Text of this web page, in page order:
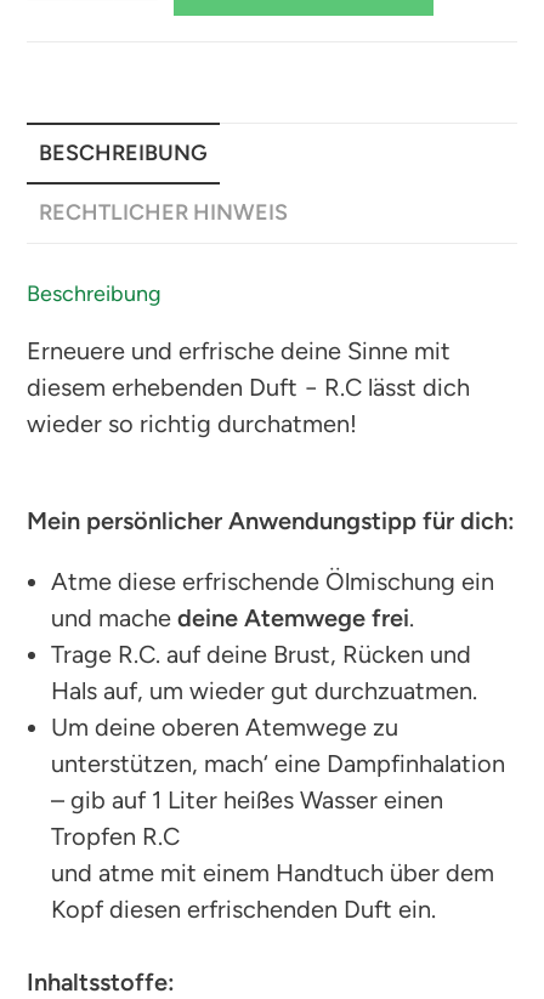
BESCHREIBUNG
RECHTLICHER HINWEIS
Beschreibung
Erneuere und erfrische deine Sinne mit
diesem erhebenden Duft − R.C lässt dich
wieder so richtig durchatmen!
Mein persönlicher Anwendungstipp für dich:
Atme diese erfrischende Ölmischung ein
und machedeine Atemwege frei.
Trage R.C. auf deine Brust, Rücken und
Hals auf, um wieder gut durchzuatmen.
Um deine oberen Atemwege zu
unterstützen, mach‘ eine Dampfinhalation
– gib auf 1 Liter heißes Wasser einen
Tropfen R.C
und atme mit einem Handtuch über dem
Kopf diesen erfrischenden Duft ein.
Inhaltsstoffe: